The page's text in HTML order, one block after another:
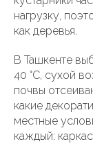
нагрузку,
как деревья.
В Ташкенте
40 °C, сухой
почвы
какие
местные
каждый: